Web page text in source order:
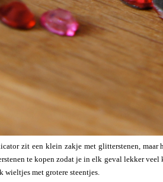
zit een klein zakje met glitterstenen, maar
te kopen zodat je in elk geval lekker
wieltjes met grotere steentjes.